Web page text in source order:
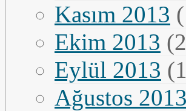
Kasım 2013
Ekim 2013
Eylül 2013
Ağustos 2013